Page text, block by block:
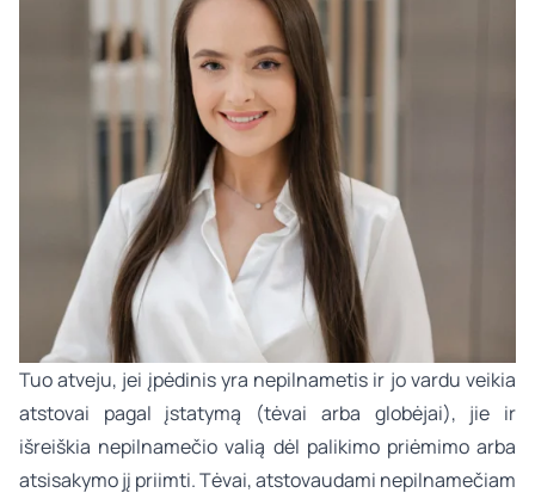
Tuo atveju, jei įpėdinis yra nepilnametis ir jo vardu veikia
atstovai pagal įstatymą (tėvai arba globėjai), jie ir
išreiškia nepilnamečio valią dėl palikimo priėmimo arba
atsisakymo jį priimti. Tėvai, atstovaudami nepilnamečiam